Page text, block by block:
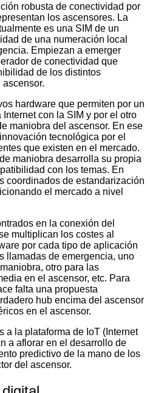
robusta de conectividad por
los ascensores. La
es una SIM de un
de una numeración local
Empiezan a emerger
de conectividad que
de los distintos
hardware que permiten por un
con la SIM y por el otro
maniobra del ascensor. En ese
tecnológica por el
que existen en el mercado.
maniobra desarrolla su propia
con los temas. En
coordinados de estandarización
el mercado a nivel
en la conexión del
multiplican los costes al
por cada tipo de aplicación
llamadas de emergencia, uno
otro para las
en el ascensor, etc. Para
falta una propuesta
hub encima del ascensor
en el ascensor.
a la plataforma de IoT (Internet
a aflorar en el desarrollo de
predictivo de la mano de los
del ascensor.